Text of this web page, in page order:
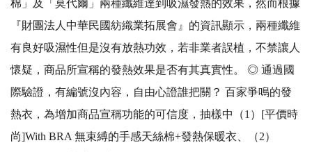
棉」及「莫代爾」兩種纖維達到吸濕發熱的效果，然而根據
『財團法人中華民國紡織業拓展會』的資訊顯示，兩種纖維
有良好吸濕性但是沒有放熱功效，若非業者誤植，不禁讓人
懷疑，商品所宣稱的發熱效果是否有其真實性。 ◎ 通過國
際驗證，有編號沒內容，自由心證誰把關？ 百家爭鳴的發
熱衣，為增加商品宣稱功能的可信度，抽樣中（1）[平價時
尚]With BRA 無束縛的手感天絲棉+發熱保暖衣、（2）